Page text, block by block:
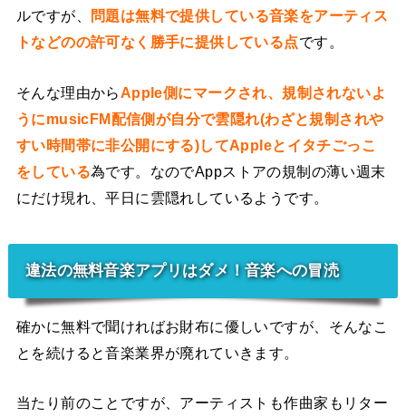
ルですが、
問題は無料で提供している音楽をアーティス
トなどのの許可なく勝手に提供している点です。
そんな理由からApple側にマークされ、規制されないよ
うにmusicFM配信側が自分で雲隠れ(わざと規制されや
すい時間帯に非公開にする)してAppleとイタチごっこ
をしている為です。なのでAppストアの規制の薄い週末
にだけ現れ、平日に雲隠れしているようです。
違法の無料音楽アプリはダメ！音楽への冒涜
確かに無料で聞ければお財布に優しいですが、そんなこ
とを続けると音楽業界が廃れていきます。
当たり前のことですが、アーティストも作曲家もリター